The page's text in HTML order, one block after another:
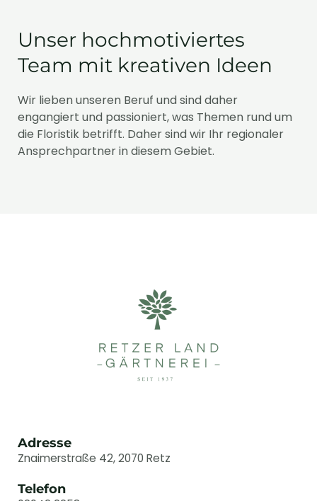
Unser hochmotiviertes
Team mit kreativen Ideen
Wir lieben unseren Beruf und sind daher
engangiert und passioniert, was Themen rund um
die Floristik betrifft. Daher sind wir Ihr regionaler
Ansprechpartner in diesem Gebiet.
Adresse
Znaimerstraße 42, 2070 Retz
Telefon